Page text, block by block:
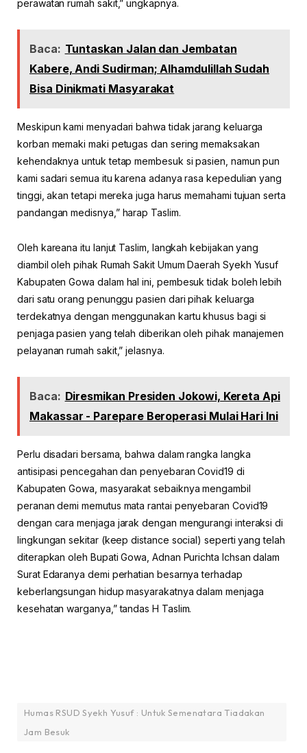
perawatan rumah sakit,” ungkapnya.
Baca: Tuntaskan Jalan dan Jembatan
Kabere, Andi Sudirman; Alhamdulillah Sudah
Bisa Dinikmati Masyarakat
Meskipun kami menyadari bahwa tidak jarang keluarga
korban memaki maki petugas dan sering memaksakan
kehendaknya untuk tetap membesuk si pasien, namun pun
kami sadari semua itu karena adanya rasa kepedulian yang
tinggi, akan tetapi mereka juga harus memahami tujuan serta
pandangan medisnya,” harap Taslim.
Oleh kareana itu lanjut Taslim, langkah kebijakan yang
diambil oleh pihak Rumah Sakit Umum Daerah Syekh Yusuf
Kabupaten Gowa dalam hal ini, pembesuk tidak boleh lebih
dari satu orang penunggu pasien dari pihak keluarga
terdekatnya dengan menggunakan kartu khusus bagi si
penjaga pasien yang telah diberikan oleh pihak manajemen
pelayanan rumah sakit,” jelasnya.
Baca: Diresmikan Presiden Jokowi, Kereta Api
Makassar - Parepare Beroperasi Mulai Hari Ini
Perlu disadari bersama, bahwa dalam rangka langka
antisipasi pencegahan dan penyebaran Covid19 di
Kabupaten Gowa, masyarakat sebaiknya mengambil
peranan demi memutus mata rantai penyebaran Covid19
dengan cara menjaga jarak dengan mengurangi interaksi di
lingkungan sekitar (keep distance social) seperti yang telah
diterapkan oleh Bupati Gowa, Adnan Purichta Ichsan dalam
Surat Edaranya demi perhatian besarnya terhadap
keberlangsungan hidup masyarakatnya dalam menjaga
kesehatan warganya,” tandas H Taslim.
Humas RSUD Syekh Yusuf : Untuk Semenatara Tiadakan
Jam Besuk